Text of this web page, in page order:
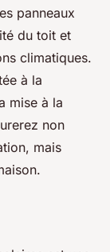
panneaux
du toit et
climatiques.
à la
mise à la
non
mais